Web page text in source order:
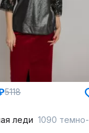
5118
леди 1090 темно-серый